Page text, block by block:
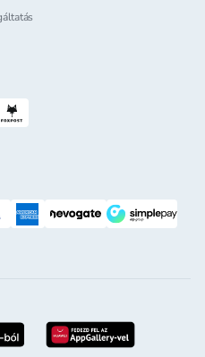
play-röl
letöltés az app-store-ból
letöltés